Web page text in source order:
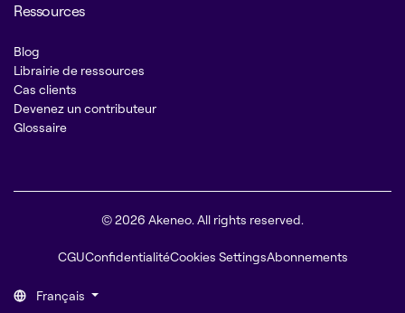
Ressources
Blog
Librairie de ressources
Cas clients
Devenez un contributeur
Glossaire
© 2026 Akeneo. All rights reserved.
CGUConfidentialitéCookies SettingsAbonnements
Français